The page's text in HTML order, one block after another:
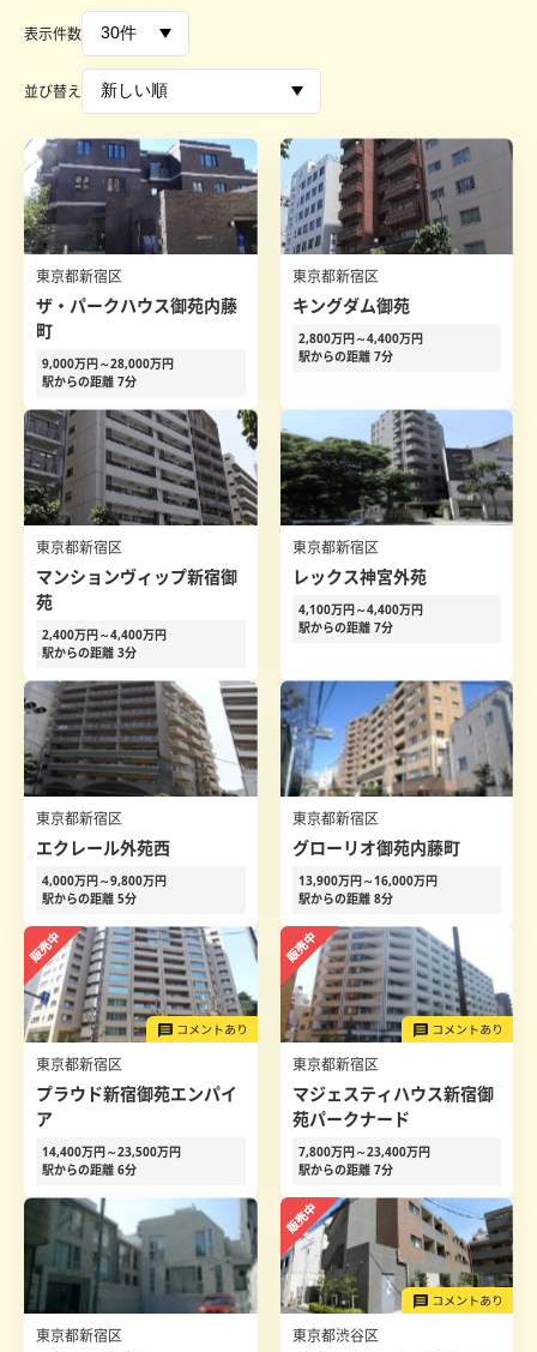
表示件数
並び替え
東京都新宿区
ザ・パークハウス御苑内藤
町
9,000万円～28,000万円
駅からの距離 7分
東京都新宿区
キングダム御苑
2,800万円～4,400万円
駅からの距離 7分
東京都新宿区
マンションヴィップ新宿御
苑
2,400万円～4,400万円
駅からの距離 3分
東京都新宿区
レックス神宮外苑
4,100万円～4,400万円
駅からの距離 7分
東京都新宿区
エクレール外苑西
4,000万円～9,800万円
駅からの距離 5分
東京都新宿区
グローリオ御苑内藤町
13,900万円～16,000万円
駅からの距離 8分
東京都新宿区
プラウド新宿御苑エンパイ
ア
14,400万円～23,500万円
駅からの距離 6分
東京都新宿区
マジェスティハウス新宿御
苑パークナード
7,800万円～23,400万円
駅からの距離 7分
東京都新宿区 東京都渋谷区